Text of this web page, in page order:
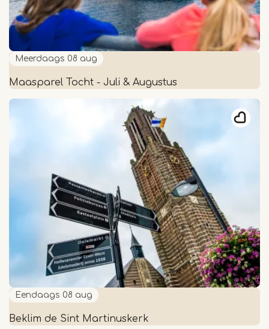
Meerdaags 08 aug
Maasparel Tocht - Juli & Augustus
Maasparel
Augustus
Eendaags 08 aug
Beklim de Sint Martinuskerk